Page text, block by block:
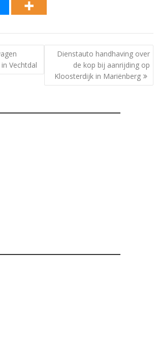
Vechtdal
Dienstauto handhaving over
de kop bij aanrijding op
Kloosterdijk in Mariënberg